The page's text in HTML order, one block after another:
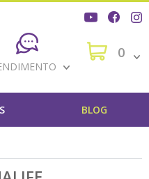
0
BLOG